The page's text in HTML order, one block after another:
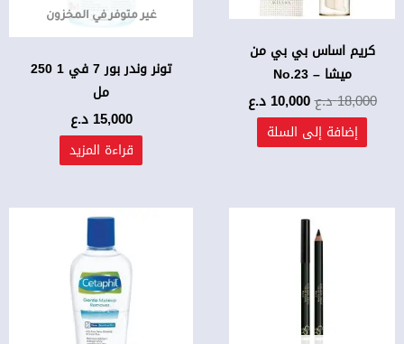
كريم اساس بي بي من
ميشا – No.23
18,000د.ع10,000 د.ع
إضافة إلى السلة
غير متوفر في المخزون
تونر وندر بور 7 في 1 250
مل
15,000 د.ع
قراءة المزيد